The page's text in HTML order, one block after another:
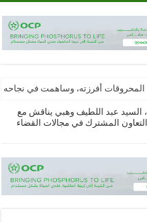
المحروقات أفرزته، وساهمت في
السيد عبد اللطيف وهبي يناقش مع
المشترك في مجالات القضاء